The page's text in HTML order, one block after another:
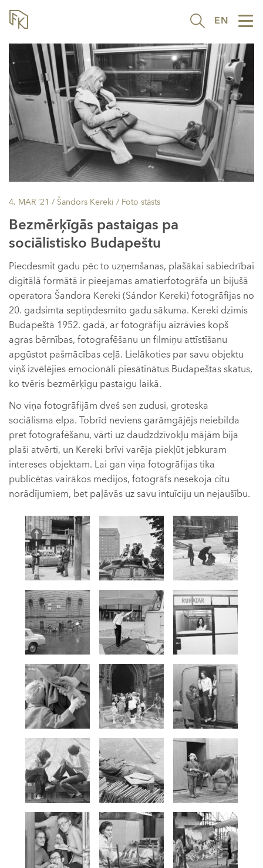
EN
4. MAR ’21 / Šandors Kereki / Foto stāsts
Bezmērķīgās pastaigas pa
sociālistisko Budapeštu
Piecdesmit gadu pēc to uzņemšanas, plašākai sabiedrībai
digitālā formātā ir pieejamas amatierfotogrāfa un bijušā
operatora Šandora Kereki (Sándor Kereki) fotogrāfijas no
20. gadsimta septiņdesmito gadu sākuma. Kereki dzimis
Budapeštā 1952. gadā, ar fotogrāfiju aizrāvies kopš
agras bērnības, fotografēšanu un filmiņu attīstīšanu
apgūstot pašmācības ceļā. Lielākoties par savu objektu
viņš izvēlējies emocionāli piesātinātus Budapeštas skatus,
ko tvēris bezmērķīgu pastaigu laikā.
No viņa fotogrāfijām dveš sen zudusi, groteska
sociālisma elpa. Tobrīd neviens garāmgājējs neiebilda
pret fotografēšanu, vārti uz daudzdzīvokļu mājām bija
plaši atvērti, un Kereki brīvi varēja piekļūt jebkuram
intereses objektam. Lai gan viņa fotogrāfijas tika
publicētas vairākos medijos, fotogrāfs nesekoja citu
norādījumiem, bet paļāvās uz savu intuīciju un nejaušību.